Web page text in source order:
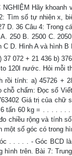
Hãy
Tìm số tự nhiên x,
D. 36 Câu 4: Trong
250 B. 2500 C.
C D. Hình A và hình B
37 072 + 21 436 b)
120l nước. Hỏi mỗi
tính: a) 45726 +
chỗ chấm: Đọc số
Giá trị của
tấn 60 kg = . . . . . . .
chiều rộng và tính
một số góc có trong
. . . . . - Góc BCD
hình trên. Bài 7: